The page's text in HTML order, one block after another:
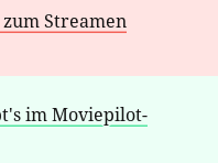
Streamen
im Moviepilot-